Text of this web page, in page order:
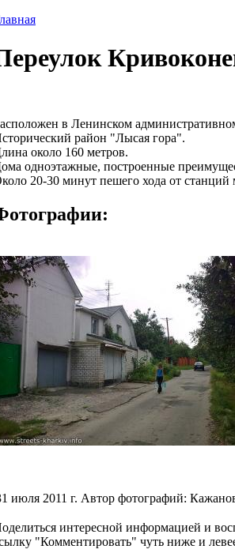
в Ленинском
район "Лысая гора".
около 160 метров.
одноэтажные, построенные
20-30 минут пешего хода от
июля 2011 г. Автор фотографий:
интересной информацией и
"Комментировать" чуть ниже и